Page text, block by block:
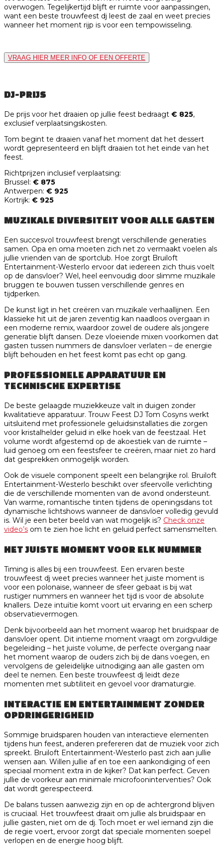
overwogen. Tegelijkertijd blijft er ruimte voor aanpassingen,
want een beste trouwfeest dj leest de zaal en weet precies
wanneer het moment rijp is voor een tempowisseling.
VRAAG HIER MEER INFO OF EEN OFFERTE
DJ-PRIJS
De prijs voor het draaien op jullie feest bedraagt € 825,
exclusief verplaatsingskosten.
Tom begint te draaien vanaf het moment dat het dessert
wordt gepresenteerd en blijft draaien tot het einde van het
feest.
Richtprijzen inclusief verplaatsing:
Brussel: € 875
Antwerpen: € 925
Kortrijk: € 925
MUZIKALE DIVERSITEIT VOOR ALLE GASTEN
Een succesvol trouwfeest brengt verschillende generaties
samen. Opa en oma moeten zich net zo vermaakt voelen als
jullie vrienden van de sportclub. Hoe zorgt Bruiloft
Entertainment-Westerlo ervoor dat iedereen zich thuis voelt
op de dansvloer? Wel, heel eenvoudig door slimme muzikale
bruggen te bouwen tussen verschillende genres en
tijdperken.
De kunst ligt in het creëren van muzikale verhaallijnen. Een
klassieke hit uit de jaren zeventig kan naadloos overgaan in
een moderne remix, waardoor zowel de oudere als jongere
generatie blijft dansen. Deze vloeiende mixen voorkomen dat
gasten tussen nummers de dansvloer verlaten – de energie
blijft behouden en het feest komt pas echt op gang.
PROFESSIONELE APPARATUUR EN
TECHNISCHE EXPERTISE
De beste gelaagde muziekkeuze valt in duigen zonder
kwalitatieve apparatuur. Trouw Feest DJ Tom Cosyns werkt
uitsluitend met professionele geluidsinstallaties die zorgen
voor kristalhelder geluid in elke hoek van de feestzaal. Het
volume wordt afgestemd op de akoestiek van de ruimte –
luid genoeg om een feestsfeer te creëren, maar niet zo hard
dat gesprekken onmogelijk worden.
Ook de visuele component speelt een belangrijke rol. Bruiloft
Entertainment-Westerlo beschikt over sfeervolle verlichting
die de verschillende momenten van de avond ondersteunt.
Van warme, romantische tinten tijdens de openingsdans tot
dynamische lichtshows wanneer de dansvloer volledig gevuld
is. Wil je een beter beeld van wat mogelijk is? Check onze
video’s om te zien hoe licht en geluid perfect samensmelten.
HET JUISTE MOMENT VOOR ELK NUMMER
Timing is alles bij een trouwfeest. Een ervaren beste
trouwfeest dj weet precies wanneer het juiste moment is
voor een polonaise, wanneer de sfeer gebaat is bij wat
rustiger nummers en wanneer het tijd is voor de absolute
knallers. Deze intuïtie komt voort uit ervaring en een scherp
observatievermogen.
Denk bijvoorbeeld aan het moment waarop het bruidspaar de
dansvloer opent. Dit intieme moment vraagt om zorgvuldige
begeleiding – het juiste volume, de perfecte overgang naar
het moment waarop de ouders zich bij de dans voegen, en
vervolgens de geleidelijke uitnodiging aan alle gasten om
deel te nemen. Een beste trouwfeest dj leidt deze
momenten met subtiliteit en gevoel voor dramaturgie.
INTERACTIE EN ENTERTAINMENT ZONDER
OPDRINGERIGHEID
Sommige bruidsparen houden van interactieve elementen
tijdens hun feest, anderen prefereren dat de muziek voor zich
spreekt. Bruiloft Entertainment-Westerlo past zich aan jullie
wensen aan. Willen jullie af en toe een aankondiging of een
speciaal moment extra in de kijker? Dat kan perfect. Geven
jullie de voorkeur aan minimale microfooninterventies? Ook
dat wordt gerespecteerd.
De balans tussen aanwezig zijn en op de achtergrond blijven
is cruciaal. Het trouwfeest draait om jullie als bruidspaar en
jullie gasten, niet om de dj. Toch moet er wel iemand zijn die
de regie voert, ervoor zorgt dat speciale momenten soepel
verlopen en de energie hoog blijft.